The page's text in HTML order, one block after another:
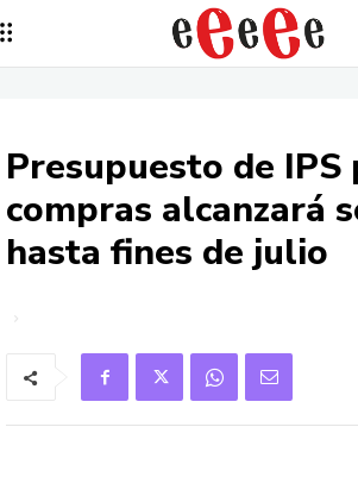
Presupuesto de IPS
compras alcanzará
hasta fines de julio